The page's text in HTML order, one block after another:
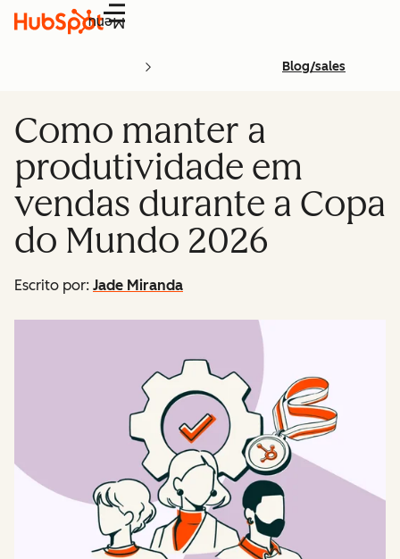
Menu
Blog/sales
Como manter a
produtividade em
vendas durante a Copa
do Mundo 2026
Escrito por: Jade Miranda